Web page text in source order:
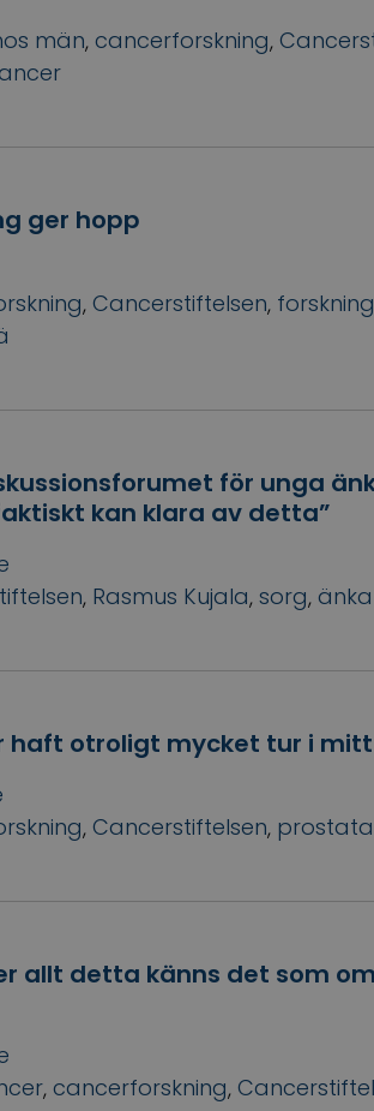
män,cancerforskning,
ger hopp
,Cancerstiftelsen,
för unga
kan klara av detta”
, Rasmus Kujala,sorg, änka
haft otroligt mycket tur i mitt
,Cancerstiftelsen,
allt detta känns det som
,cancerforskning,